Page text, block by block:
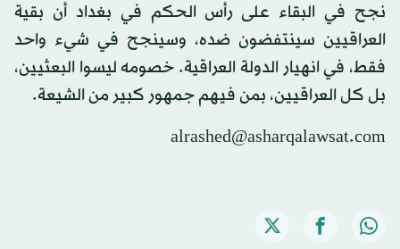
نجح في البقاء على رأس الحكم في بغداد أن بقية
العراقيين سينتفضون ضده، وسينجح في شيء واحد
فقط، في انهيار الدولة العراقية. خصومه ليسوا البعثيين،
بل كل العراقيين، بمن فيهم جمهور كبير من الشيعة.
alrashed@asharqalawsat.com